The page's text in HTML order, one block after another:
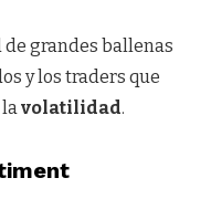
grandes ballenas
y los traders que
volatilidad.